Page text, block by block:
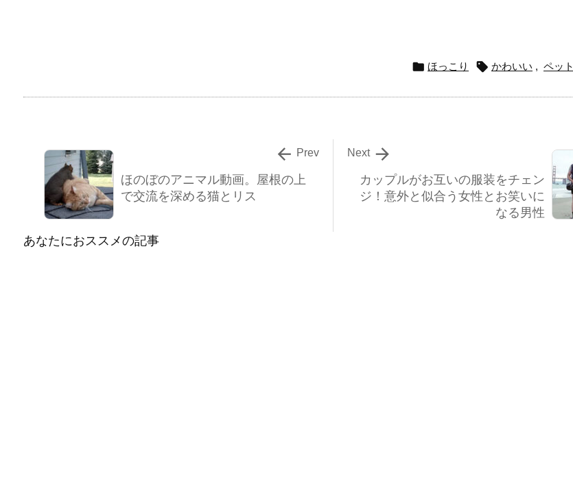
 ほっこり  かわいい , ペット
カップルがお互いの服装をチェン
ジ！意外と似合う女性とお笑いに
なる男性

Next
ほのぼのアニマル動画。屋根の上
で交流を深める猫とリス
 Prev
あなたにおススメの記事